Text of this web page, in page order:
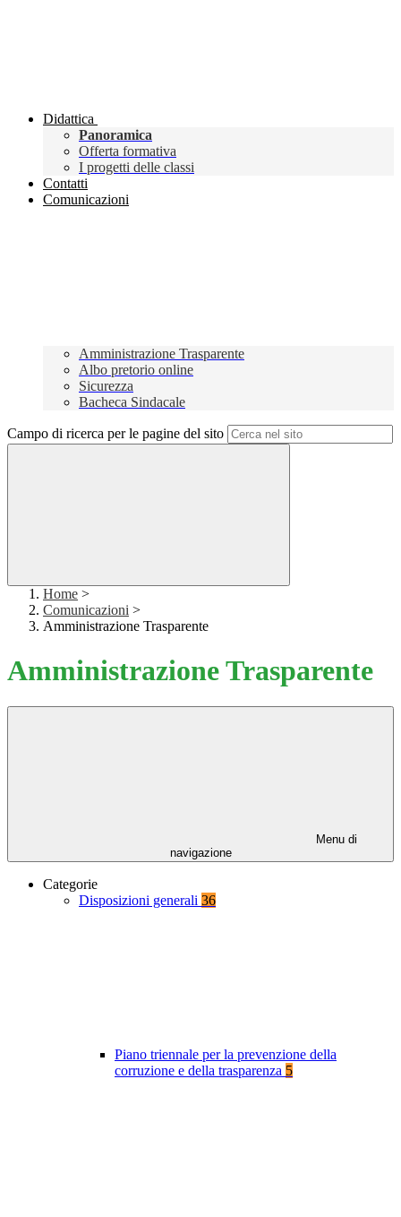
Didattica
Panoramica
Offerta formativa
I progetti delle classi
Contatti
Comunicazioni
Amministrazione Trasparente
Albo pretorio online
Sicurezza
Bacheca Sindacale
Campo di ricerca per le pagine del sito
Home >
Comunicazioni >
Amministrazione Trasparente
Amministrazione Trasparente
Menu di
navigazione
Categorie
Disposizioni generali 36
Piano triennale per la prevenzione della
corruzione e della trasparenza 5